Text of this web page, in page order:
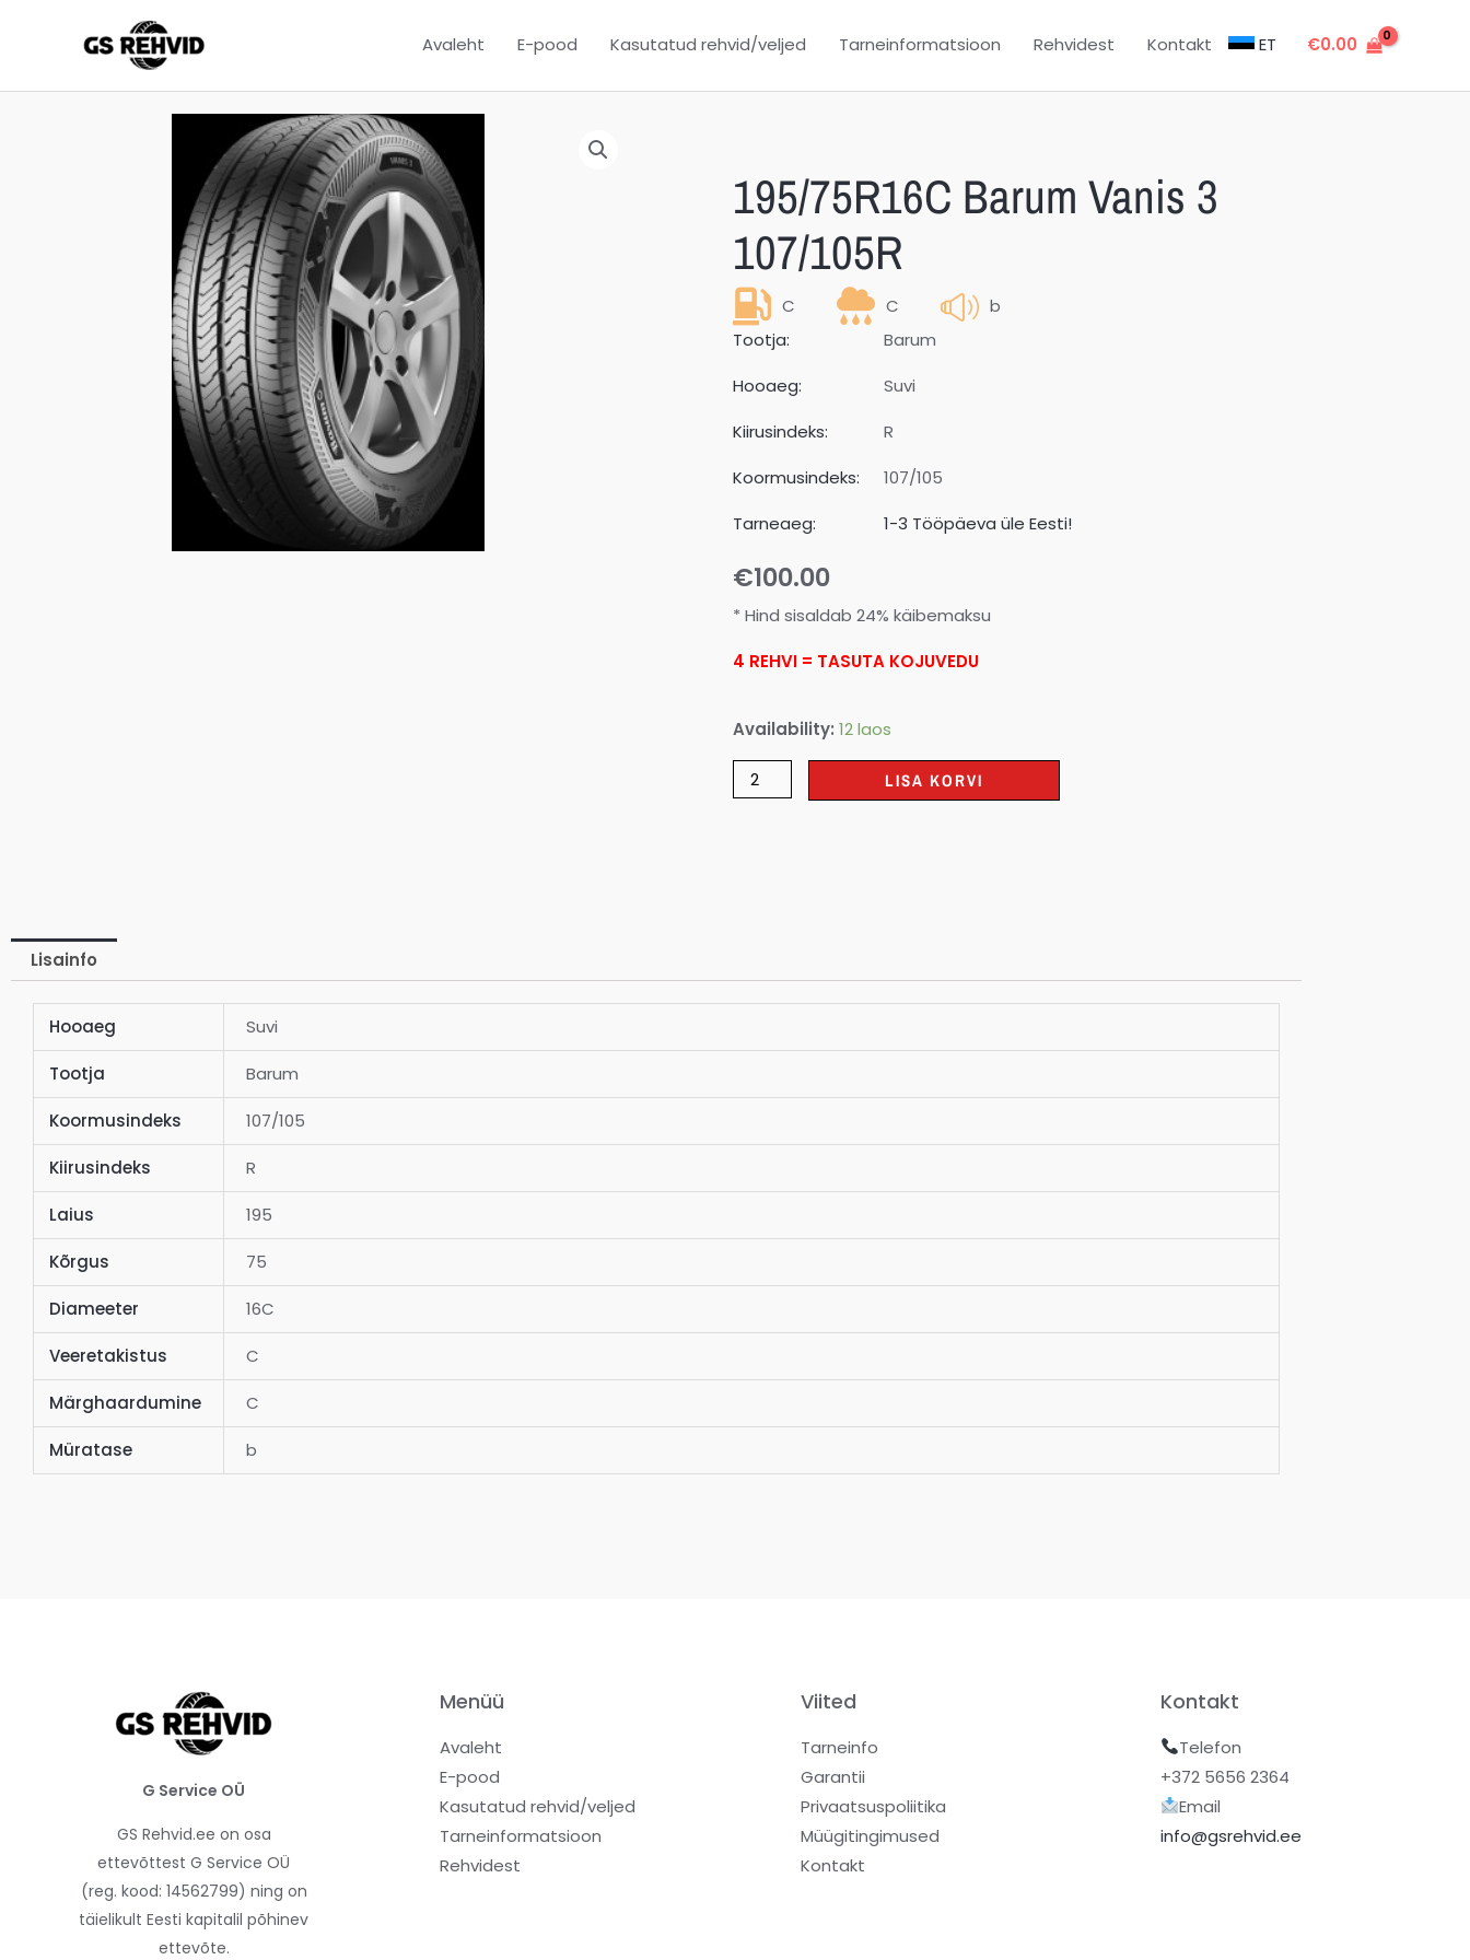
Avaleht E-pood Kasutatud rehvid/veljed Tarneinformatsioon Rehvidest Kontakt ET €0.00
195/75R16C Barum Vanis 3
107/105R
C C
b
Tootja:
Barum
Hooaeg:
Suvi
Kiirusindeks:
R
Koormusindeks:
107/105
Tarneaeg:
1-3 Tööpäeva üle Eesti!
€100.00
* Hind sisaldab 24% käibemaksu
4 REHVI = TASUTA KOJUVEDU
Availability: 12 laos
LISA KORVI
Lisainfo
Hooaeg Suvi
Tootja Barum
Koormusindeks 107/105
Kiirusindeks R
Laius 195
Kõrgus 75
Diameeter 16C
Veeretakistus C
Märghaardumine C
Müratase b
G Service OÜ
GS Rehvid.ee on osa
ettevõttest G Service OÜ
(reg. kood: 14562799) ning on
täielikult Eesti kapitalil põhinev
ettevõte.
Menüü
Avaleht
E-pood
Kasutatud rehvid/veljed
Tarneinformatsioon
Rehvidest
Viited
Tarneinfo
Garantii
Privaatsuspoliitika
Müügitingimused
Kontakt
Kontakt
Telefon
+372 5656 2364
Email
info@gsrehvid.ee